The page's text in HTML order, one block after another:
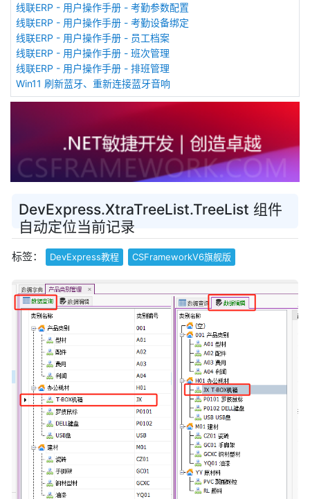
线联ERP - 用户操作手册 - 考勤参数配置
线联ERP - 用户操作手册 - 考勤设备绑定
线联ERP - 用户操作手册 - 员工档案
线联ERP - 用户操作手册 - 班次管理
线联ERP - 用户操作手册 - 排班管理
Win11 刷新蓝牙、重新连接蓝牙音响
DevExpress.XtraTreeList.TreeList 组件
自动定位当前记录
标签： DevExpress教程 CSFrameworkV6旗舰版